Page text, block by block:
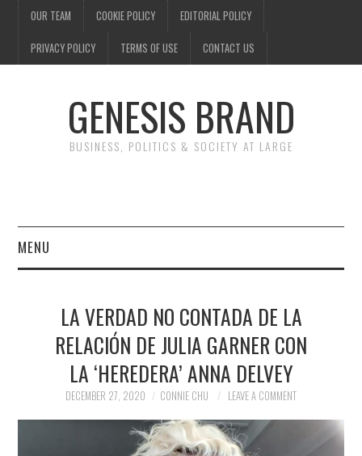
OUR TEAM COOKIE POLICY EDITORIAL POLICY
PRIVACY POLICY TERMS OF USE CONTACT US
GENESIS BRAND
BUSINESS, POLITICS & SOCIETY AT LARGE
MENU
FINANCELA VERDAD NO CONTADA DE LA
RELACIÓN DE JULIA GARNER CON
LA ‘HEREDERA’ ANNA DELVEY
DECEMBER 27, 2020 CONNIE CHU LEAVE A COMMENT